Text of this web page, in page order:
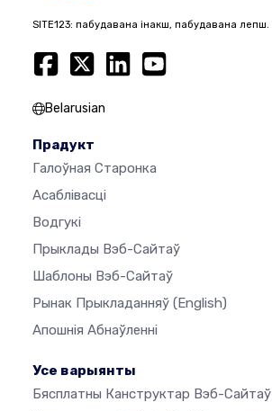
SITE123: пабудавана інакш, пабудавана лепш.
Belarusian
Прадукт
Галоўная Старонка
Асаблівасці
Водгукі
Прыклады Вэб-Сайтаў
Шаблоны Вэб-Сайтаў
Рынак Прыкладанняў (English)
Апошнія Абнаўленні
Усе варыянты
Бясплатны Канструктар Вэб-Сайтаў